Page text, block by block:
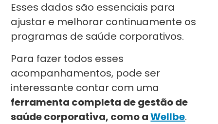
Esses dados são essenciais para
ajustar e melhorar continuamente os
programas de saúde corporativos.
Para fazer todos esses
acompanhamentos, pode ser
interessante contar com uma
ferramenta completa de gestão de
saúde corporativa, como aWellbe.